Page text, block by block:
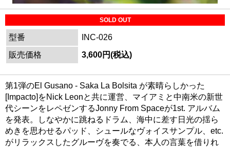
SOLD OUT
型番
INC-026
販売価格
3,600円(税込)
第1弾のEl Gusano - Saka La Bolsita が素晴らしかった
[Impacto]をNick Leonと共に運営、マイアミと中南米の新世
代シーンをレペゼンするJonny From Spaceが1st. アルバム
を発表。しなやかに跳ねるドラム、海中に差す日光の揺ら
めきを思わせるパッド、シュールなヴォイスサンプル、etc.
がリラックスしたグルーヴを奏でる、本人の言葉を借りれ